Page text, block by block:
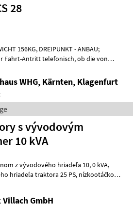
28
Antritt telefonisch, ob die von
WHG, Kärnten, Klagenfurt
s vývodovým
10 kVA
z vývodového hriadeľa 10, 0 kVA,
traktora 25 PS, nízkootáčkový
GmbH